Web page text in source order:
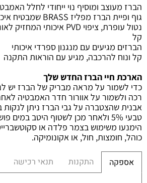
הברז מעוצב ומוסיף נוי ייחודי לחלל
גוף ופיית הברז מפליז BRASS שמבטיח
נטול עופרת, ציפוי PVD איכותי המחזיק
קל
הברזים מגיעים עם מנגנון ספרדי איכותי
קל ונוח להרכבה, מגיע עם הוראות התקנה
הארכת חיי הברז החדש שלך
כדי לשמור על מראה מבריק של הברז יש
רכה ולשמור על אוורור חדר האמבטיה
אבנית שהצטברה על גבי הברז ניתן לנקות
טבעי 5% ולאחר מכן לשטוף היטב במים פושרים.
הימנעו משימוש בצמר פלדה או
כוהל, חומצות, חול, או אקונומיקה.
אספקה התקנות תנאי רכישה